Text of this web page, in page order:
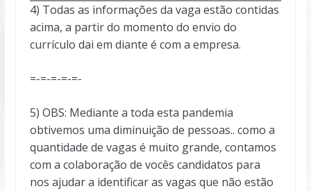
4) Todas as informações da vaga estão contidas
acima, a partir do momento do envio do
currículo dai em diante é com a empresa.
=-=-=-=-=-
5) OBS: Mediante a toda esta pandemia
obtivemos uma diminuição de pessoas.. como a
quantidade de vagas é muito grande, contamos
com a colaboração de vocês candidatos para
nos ajudar a identificar as vagas que não estão